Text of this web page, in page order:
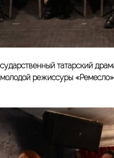
татарский
молодой режиссуры